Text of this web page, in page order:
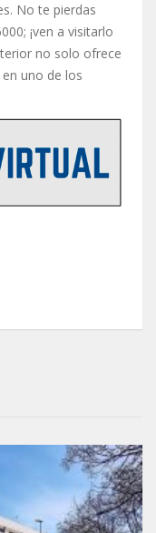
No te pierdas
¡ven a visitarlo
no solo ofrece
uno de los